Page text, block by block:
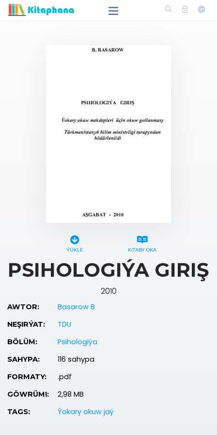
ÝÜKLE KITABY OKA
PSIHOLOGIÝA GIRIŞ
2010
AWTOR: Basarow B
NEŞIRÝAT: TDU
BÖLÜM: Psihologiýa
SAHYPA: 116 sahypa
FORMATY: .pdf
GÖWRÜMI: 2,98 MB
TAGS: Ýokary okuw jaý